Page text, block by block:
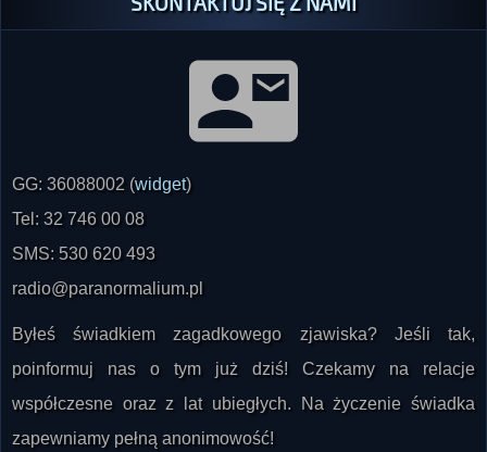
)
Tel: 32 746 00 08
SMS: 530 620 493
radio@paranormalium.pl
Byłeś świadkiem zagadkowego zjawiska? Jeśli tak,
poinformuj nas o tym już dziś! Czekamy na relacje
współczesne oraz z lat ubiegłych. Na życzenie świadka
zapewniamy pełną anonimowość!